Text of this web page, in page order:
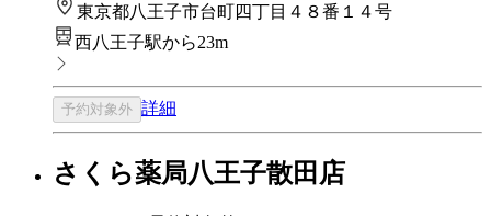
東京都八王子市台町四丁目４８番１４号
西八王子駅から23m
予約対象外 詳細
さくら薬局八王子散田店